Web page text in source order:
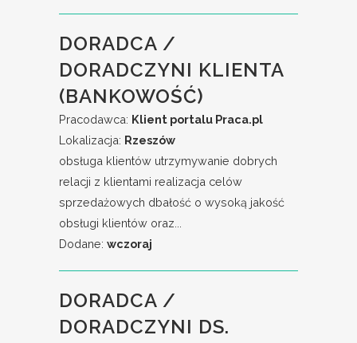
DORADCA /
DORADCZYNI KLIENTA
(BANKOWOŚĆ)
Pracodawca: Klient portalu Praca.pl
Lokalizacja: Rzeszów
obsługa klientów utrzymywanie dobrych
relacji z klientami realizacja celów
sprzedażowych dbałość o wysoką jakość
obsługi klientów oraz...
Dodane: wczoraj
DORADCA /
DORADCZYNI DS.